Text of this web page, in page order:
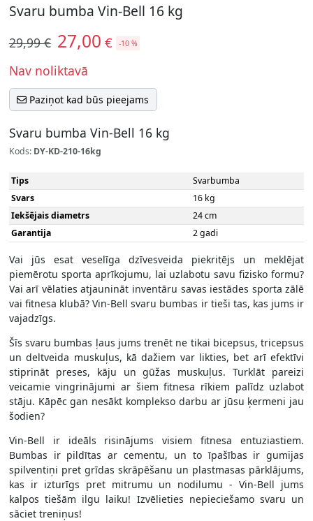
Svaru bumba Vin-Bell 16 kg
29,99 € 27,00 € -10 %
Nav noliktavā
Paziņot kad būs pieejams
Svaru bumba Vin-Bell 16 kg
Kods: DY-KD-210-16kg
Tips
Svarbumba
Svars
16 kg
Iekšējais diametrs
24 cm
Garantija
2 gadi
Vai jūs esat veselīga dzīvesveida piekritējs un meklējat
piemērotu sporta aprīkojumu, lai uzlabotu savu fizisko formu?
Vai arī vēlaties atjaunināt inventāru savas iestādes sporta zālē
vai fitnesa klubā? Vin-Bell svaru bumbas ir tieši tas, kas jums ir
vajadzīgs.
Šīs svaru bumbas ļaus jums trenēt ne tikai bicepsus, tricepsus
un deltveida muskuļus, kā dažiem var likties, bet arī efektīvi
stiprināt preses, kāju un gūžas muskuļus. Turklāt pareizi
veicamie vingrinājumi ar šiem fitnesa rīkiem palīdz uzlabot
stāju. Kāpēc gan nesākt komplekso darbu ar jūsu ķermeni jau
šodien?
Vin-Bell ir ideāls risinājums visiem fitnesa entuziastiem.
Bumbas ir pildītas ar cementu, un to īpašības ir gumijas
spilventiņi pret grīdas skrāpēšanu un plastmasas pārklājums,
kas ir izturīgs pret mitrumu un nodilumu - Vin-Bell jums
kalpos tiešām ilgu laiku! Izvēlieties nepieciešamo svaru un
sāciet treniņus!